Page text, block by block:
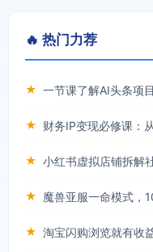
🔥 热门力荐
★
★
★
★
★